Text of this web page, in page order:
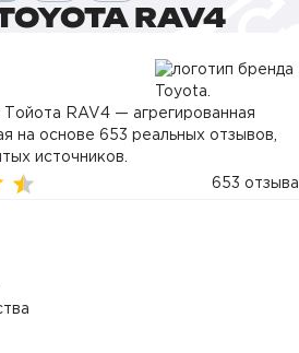
RAV4
Тойота RAV4 — агрегированная
на основе 653 реальных отзывов,
источников.
653 отзыва